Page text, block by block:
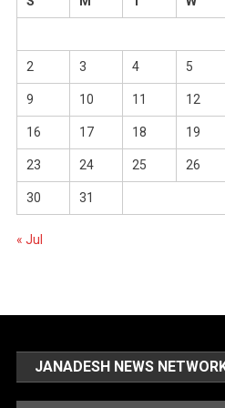
2 3 4 5
9 10 11 12
16 17 18 19
23 24 25 26
30 31
« Jul
JANADESH NEWS